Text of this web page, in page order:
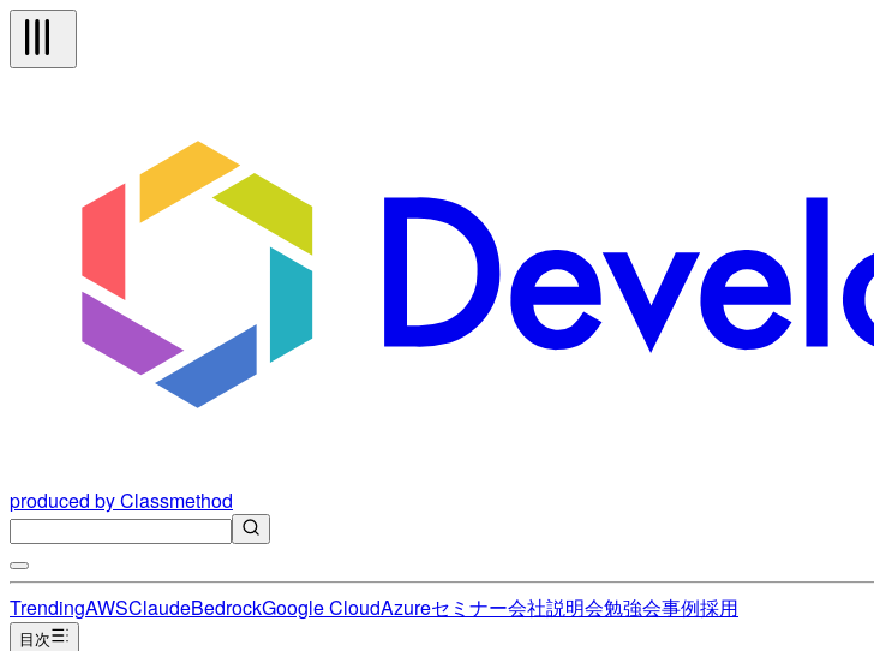
produced by Classmethod
TrendingAWSClaudeBedrockGoogle CloudAzureセミナー会社説明会勉強会事例採用
目次